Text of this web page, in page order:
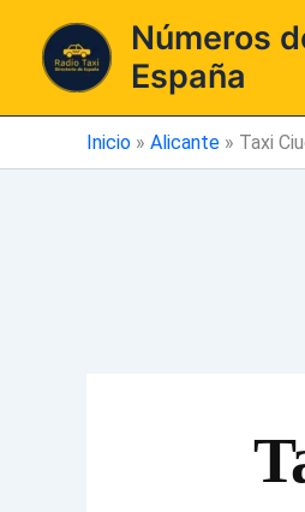
contenido
Números
España
Inicio » Alicante » Taxi